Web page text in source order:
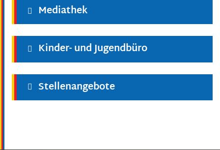
Mediathek
Kinder- und Jugendbüro
Stellenangebote